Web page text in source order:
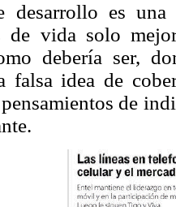
desarrollo es
de vida solo
debería ser,
falsa idea de
de